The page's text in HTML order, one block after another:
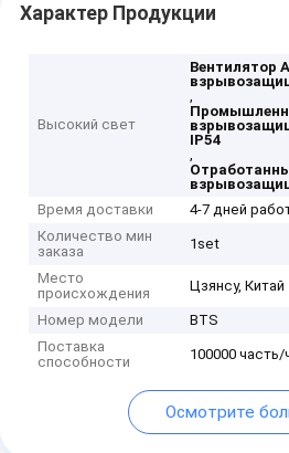
Характер Продукции
Высокий свет
Вентилятор
,
IP54
,
Время доставки
4-7 дней
Количество мин
заказа
1set
Место
происхождения
Цзянсу, Китай
Номер модели
BTS
Поставка
способности
100000
Осмотрите